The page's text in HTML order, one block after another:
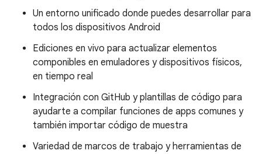
Un entorno unificado donde puedes desarrollar para
todos los dispositivos Android
Ediciones en vivo para actualizar elementos
componibles en emuladores y dispositivos físicos,
en tiempo real
Integración con GitHub y plantillas de código para
ayudarte a compilar funciones de apps comunes y
también importar código de muestra
Variedad de marcos de trabajo y herramientas de